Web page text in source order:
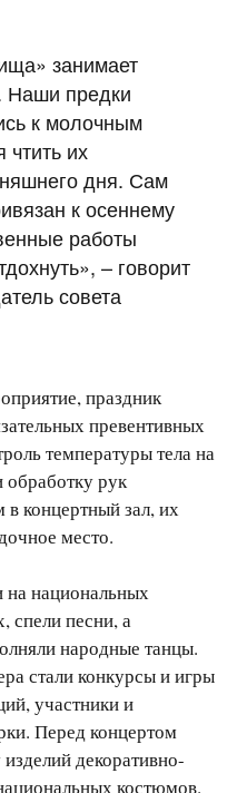
занимает
Наши предки
к молочным
чтить их
дня. Сам
к осеннему
работы
– говорит
совета
праздник
превентивных
температуры тела на
обработку рук
в концертный зал, их
место.
на национальных
спели песни, а
народные танцы.
стали конкурсы и игры
участники и
Перед концертом
декоративно-
костюмов.